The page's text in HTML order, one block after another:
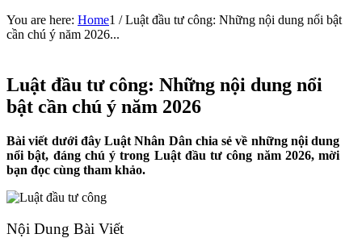
You are here: Home1 / Luật đầu tư công: Những nội dung nổi bật
cần chú ý năm 2026...
Luật đầu tư công: Những nội dung nổi
bật cần chú ý năm 2026
Bài viết dưới đây Luật Nhân Dân chia sẻ về những nội dung
nổi bật, đáng chú ý trong Luật đầu tư công năm 2026, mời
bạn đọc cùng tham khảo.
Nội Dung Bài Viết